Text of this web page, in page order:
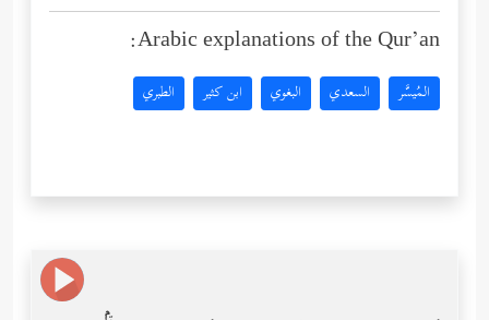
Arabic explanations of the Qur’an:
المُيسَّر السعدي البغوي ابن كثير الطبري